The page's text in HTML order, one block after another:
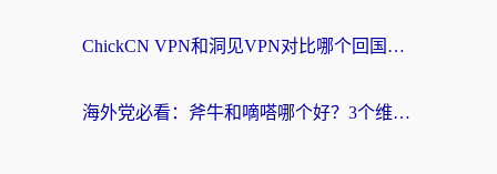
ChickCN VPN和洞见VPN对比哪个回国效果更好？海外党亲测3款加速器+避坑指南
海外党必看：斧牛和嘀嗒哪个好？3个维度教你选对回国加速器